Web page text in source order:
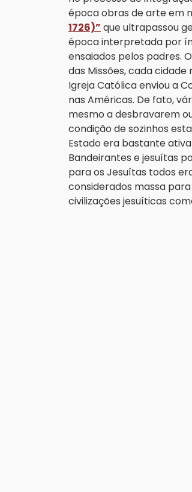
época obras de arte em
1726)” que ultrapassou
época interpretada por
ensaiados pelos padres.
das Missões, cada
Igreja Católica enviou a
nas Américas. De fato,
mesmo a desbravarem
condição de sozinhos
Estado era bastante
Bandeirantes e jesuítas
para os Jesuítas todos
considerados massa
civilizações jesuíticas